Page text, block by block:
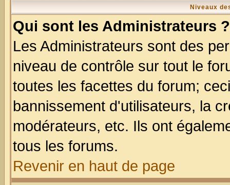
Niveaux
Qui sont les Administrateurs ?
Les Administrateurs sont des
niveau de contrôle sur tout le
toutes les facettes du forum;
bannissement d'utilisateurs, la
modérateurs, etc. Ils ont
tous les forums.
Revenir en haut de page